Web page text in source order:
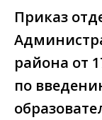
Приказ
района от
по